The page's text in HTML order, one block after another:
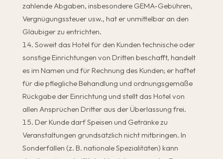
zahlende Abgaben, insbesondere GEMA-Gebühren,
Vergnügungssteuer usw., hat er unmittelbar an den
Gläubiger zu entrichten.
Soweit das Hotel für den Kunden technische oder
sonstige Einrichtungen von Dritten beschafft, handelt
es im Namen und für Rechnung des Kunden; er haftet
für die pflegliche Behandlung und ordnungsgemäße
Rückgabe der Einrichtung und stellt das Hotel von
allen Ansprüchen Dritter aus der Überlassung frei.
Der Kunde darf Speisen und Getränke zu
Veranstaltungen grundsätzlich nicht mitbringen. In
Sonderfällen (z. B. nationale Spezialitäten) kann